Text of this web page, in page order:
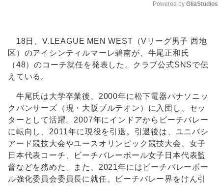
Powered by GliaStudios
18日、V.LEAGUE MEN WEST（Vリーグ男子 西地
区）のアイシンティルマーレ碧南が、牛尾正和氏
（48）のコーチ就任を発表した。クラブ公式SNSで伝
えている。
牛尾氏は大学卒業後、2000年に松下電器パナソニッ
クパンサーズ（現・大阪ブルテオン）に入団し、セッ
ターとして活躍。2007年にインドアからビーチバレー
に転向し、2011年に現役を引退。引退後は、ユニバシ
アード競技大会やユースオリンピック競技大会、女子
日本代表コーチ、ビーチバレーボール女子日本代表監
督などを務めた。また、2021年にはビーチバレーボー
ル強化委員会委員長に就任。ビーチバレー界をけん引